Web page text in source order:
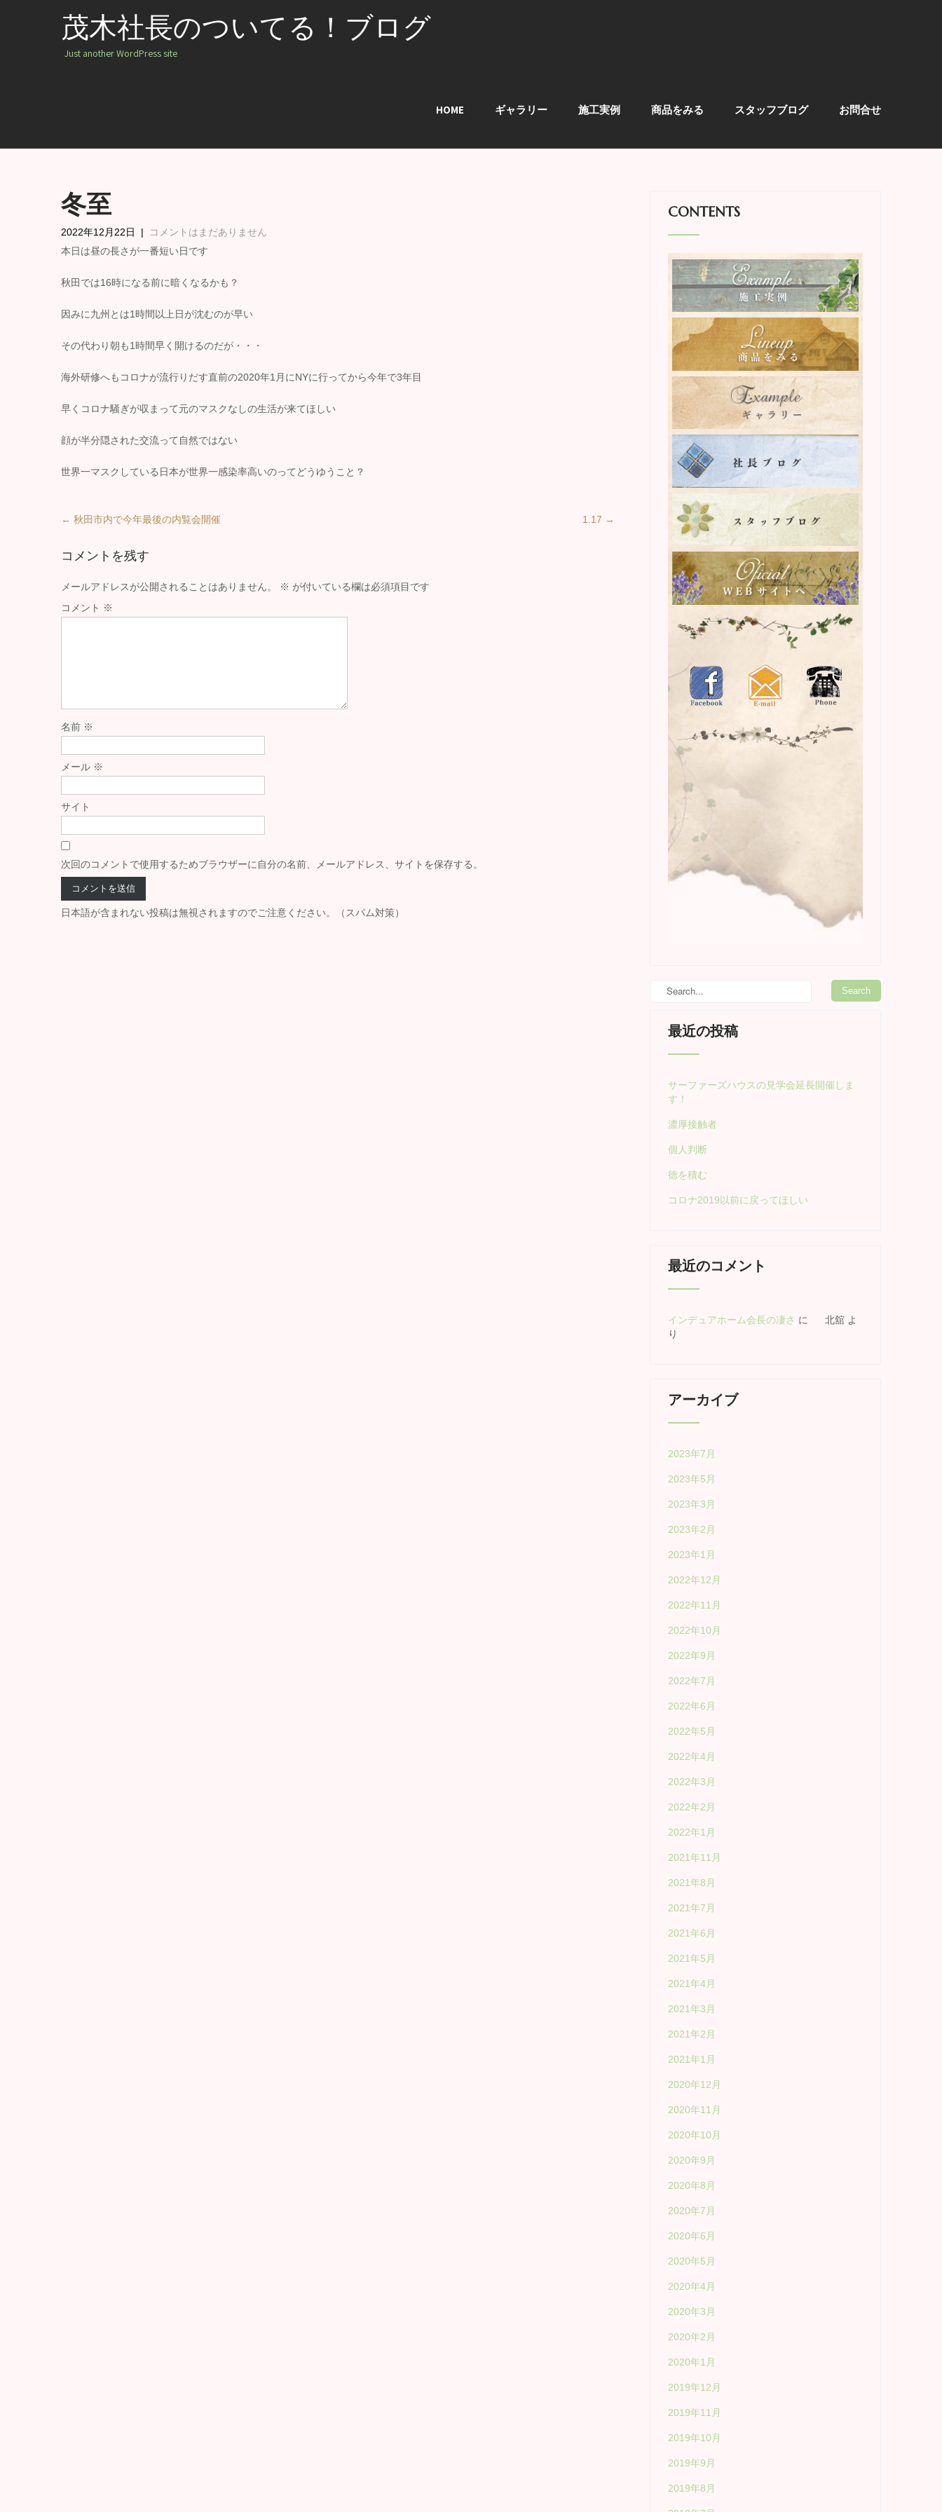
茂木社長のついてる！ブログ
Just another WordPress site
HOME ギャラリー 施工実例 商品をみる スタッフブログ お問合せ
冬至
2022年12月22日 |
コメントはまだありません
本日は昼の長さが一番短い日です
秋田では16時になる前に暗くなるかも？
因みに九州とは1時間以上日が沈むのが早い
その代わり朝も1時間早く開けるのだが・・・
海外研修へもコロナが流行りだす直前の2020年1月にNYに行ってから今年で3年目
早くコロナ騒ぎが収まって元のマスクなしの生活が来てほしい
顔が半分隠された交流って自然ではない
世界一マスクしている日本が世界一感染率高いのってどうゆうこと？
Post
← 秋田市内で今年最後の内覧会開催 1.17 →
コメントを残す
メールアドレスが公開されることはありません。 ※ が付いている欄は必須項目です
コメント ※
名前 ※
メール ※
サイト
次回のコメントで使用するためブラウザーに自分の名前、メールアドレス、サイトを保存する。
日本語が含まれない投稿は無視されますのでご注意ください。（スパム対策）
CONTENTS
最近の投稿
サーファーズハウスの見学会延長開催しま
す！
濃厚接触者
個人判断
徳を積む
コロナ2019以前に戻ってほしい
最近のコメント
インデュアホーム会長の凄さ に 北舘 よ
り
アーカイブ
2023年7月
2023年5月
2023年3月
2023年2月
2023年1月
2022年12月
2022年11月
2022年10月
2022年9月
2022年7月
2022年6月
2022年5月
2022年4月
2022年3月
2022年2月
2022年1月
2021年11月
2021年8月
2021年7月
2021年6月
2021年5月
2021年4月
2021年3月
2021年2月
2021年1月
2020年12月
2020年11月
2020年10月
2020年9月
2020年8月
2020年7月
2020年6月
2020年5月
2020年4月
2020年3月
2020年2月
2020年1月
2019年12月
2019年11月
2019年10月
2019年9月
2019年8月